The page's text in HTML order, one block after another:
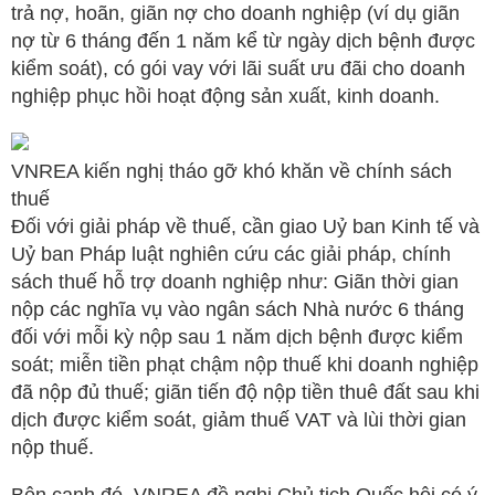
trả nợ, hoãn, giãn nợ cho doanh nghiệp (ví dụ giãn
nợ từ 6 tháng đến 1 năm kể từ ngày dịch bệnh được
kiểm soát), có gói vay với lãi suất ưu đãi cho doanh
nghiệp phục hồi hoạt động sản xuất, kinh doanh.
VNREA kiến nghị tháo gỡ khó khăn về chính sách
thuế
Đối với giải pháp về thuế, cần giao Uỷ ban Kinh tế và
Uỷ ban Pháp luật nghiên cứu các giải pháp, chính
sách thuế hỗ trợ doanh nghiệp như: Giãn thời gian
nộp các nghĩa vụ vào ngân sách Nhà nước 6 tháng
đối với mỗi kỳ nộp sau 1 năm dịch bệnh được kiểm
soát; miễn tiền phạt chậm nộp thuế khi doanh nghiệp
đã nộp đủ thuế; giãn tiến độ nộp tiền thuê đất sau khi
dịch được kiểm soát, giảm thuế VAT và lùi thời gian
nộp thuế.